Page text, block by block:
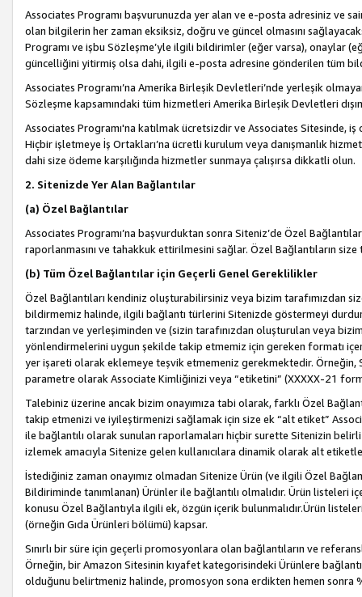
Associates Programı başvurunuzda yer alan ve e-posta adresiniz ve
olan bilgilerin her zaman eksiksiz, doğru ve güncel olmasını
Programı ve işbu Sözleşme’yle ilgili bildirimler (eğer varsa), onaylar
güncelliğini yitirmiş olsa dahi, ilgili e-posta adresine gönderilen tüm
Associates Programı’na Amerika Birleşik Devletleri’nde yerleşik
Sözleşme kapsamındaki tüm hizmetleri Amerika Birleşik Devletleri
Associates Programı'na katılmak ücretsizdir ve Associates Sitesinde,
Hiçbir işletmeye İş Ortakları’na ücretli kurulum veya danışmanlık
dahi size ödeme karşılığında hizmetler sunmaya çalışırsa dikkatli olun.
2. Sitenizde Yer Alan Bağlantılar
(a) Özel Bağlantılar
Associates Programı’na başvurduktan sonra Siteniz’de Özel
raporlanmasını ve tahakkuk ettirilmesini sağlar. Özel Bağlantıların
(b) Tüm Özel Bağlantılar için Geçerli Genel Gereklilikler
Özel Bağlantıları kendiniz oluşturabilirsiniz veya bizim tarafımızdan
bildirmemiz halinde, ilgili bağlantı türlerini Sitenizde göstermeyi
tarzından ve yerleşiminden ve (sizin tarafınızdan oluşturulan veya
yönlendirmelerini uygun şekilde takip etmemiz için gereken formatı
yer işareti olarak eklemeye teşvik etmemeniz gerekmektedir. Örneğin,
parametre olarak Associate Kimliğinizi veya “etiketini” (XXXXX-21
Talebiniz üzerine ancak bizim onayımıza tabi olarak, farklı Özel
takip etmenizi ve iyileştirmenizi sağlamak için size ek “alt etiket”
ile bağlantılı olarak sunulan raporlamaları hiçbir surette Sitenizin belirli
izlemek amacıyla Sitenize gelen kullanıcılara dinamik olarak alt
İstediğiniz zaman onayımız olmadan Sitenize Ürün (ve ilgili Özel
Bildiriminde tanımlanan) Ürünler ile bağlantılı olmalıdır. Ürün listeleri
konusu Özel Bağlantıyla ilgili ek, özgün içerik bulunmalıdır.Ürün
(örneğin Gıda Ürünleri bölümü) kapsar.
Sınırlı bir süre için geçerli promosyonlara olan bağlantıların ve
Örneğin, bir Amazon Sitesinin kıyafet kategorisindeki Ürünlere
olduğunu belirtmeniz halinde, promosyon sona erdikten hemen sonra